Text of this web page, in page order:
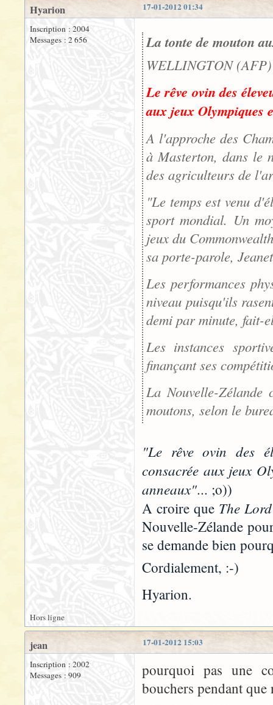
17-01-2012 01:34
Hyarion
Inscription : 2004
Messages : 2 656
La tonte de mouton
WELLINGTON
Le rêve ovin des
aux jeux Olympiques
A l'approche des
à Masterton, dans le
des agriculteurs de
"Le temps est venu
sport mondial. Un
jeux du
sa porte-parole,
Les performances
niveau puisqu'ils
demi par minute, fait-
Les instances
finançant ses
La Nouvelle-
moutons, selon le
"Le rêve ovin des
consacrée aux jeux
anneaux"... ;o))
A croire que The
Nouvelle-Zélande
se demande bien
Cordialement, :-)
Hyarion.
Hors ligne
17-01-2012 15:03
jean
Inscription : 2002
Messages : 909
pourquoi pas une
bouchers pendant que